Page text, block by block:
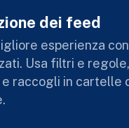
dei feed
esperienza
Usa filtri e
raccogli in cartelle